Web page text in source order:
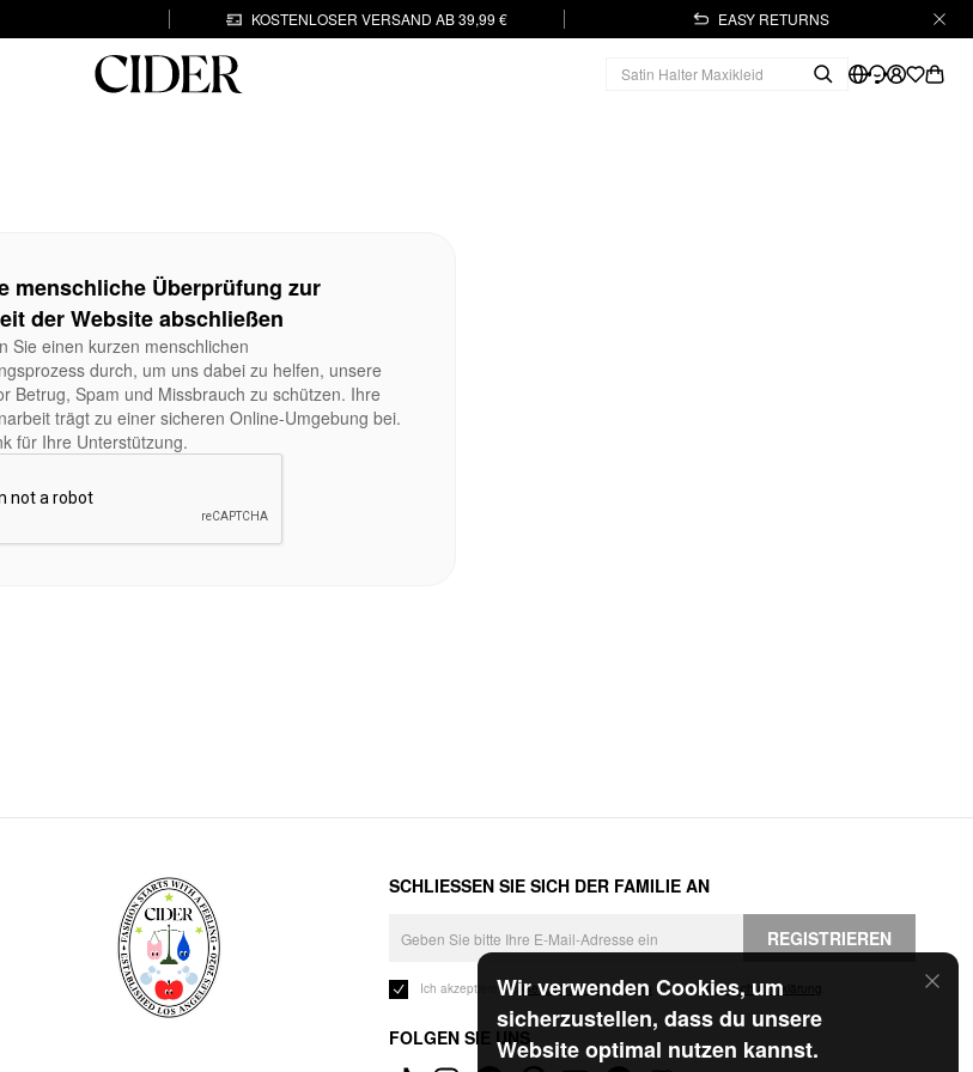
KOSTENLOSER VERSAND AB 39,99 € EASY RETURNS
Wir verwenden Cookies, um
sicherzustellen, dass du unsere
Website optimal nutzen kannst.
menschliche Überprüfung zur
der Website abschließen
Sie einen kurzen menschlichen
durch, um uns dabei zu helfen, unsere
Betrug, Spam und Missbrauch zu schützen. Ihre
trägt zu einer sicheren Online-Umgebung bei.
für Ihre Unterstützung.
SCHLIESSEN SIE SICH DER FAMILIE AN
REGISTRIEREN
Ich akzeptiere dieGeschäftsbedingungen und die Datenschutzerklärung
FOLGEN SIE UNS